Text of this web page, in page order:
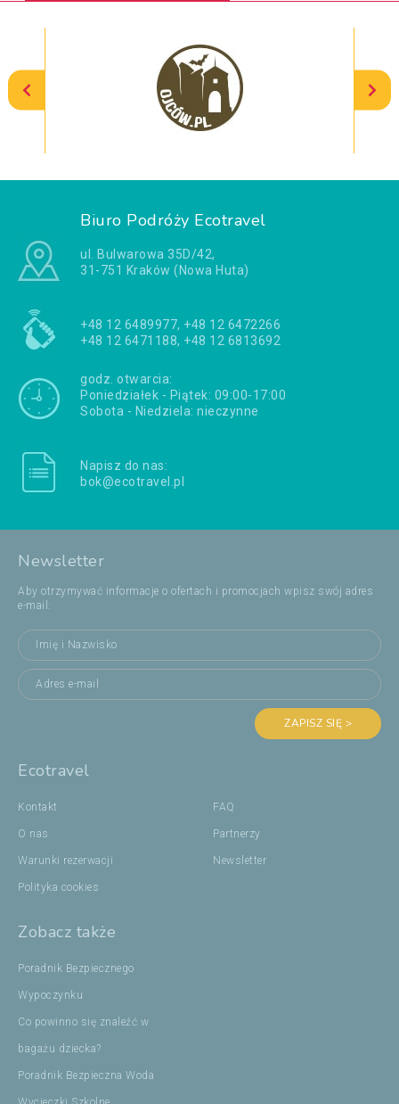
Biuro Podróży Ecotravel
ul. Bulwarowa 35D/42,
31-751 Kraków (Nowa Huta)
+48 12 6489977, +48 12 6472266
+48 12 6471188, +48 12 6813692
godz. otwarcia:
Poniedziałek - Piątek: 09:00-17:00
Sobota - Niedziela: nieczynne
Napisz do nas:
bok@ecotravel.pl
Newsletter
Aby otrzymywać informacje o ofertach i promocjach wpisz swój adres
e-mail:
ZAPISZ SIĘ >
Ecotravel
Kontakt
O nas
Warunki rezerwacji
Polityka cookies
FAQ
Partnerzy
Newsletter
Zobacz także
Poradnik Bezpiecznego
Wypoczynku
Co powinno się znaleźć w
bagażu dziecka?
Poradnik Bezpieczna Woda